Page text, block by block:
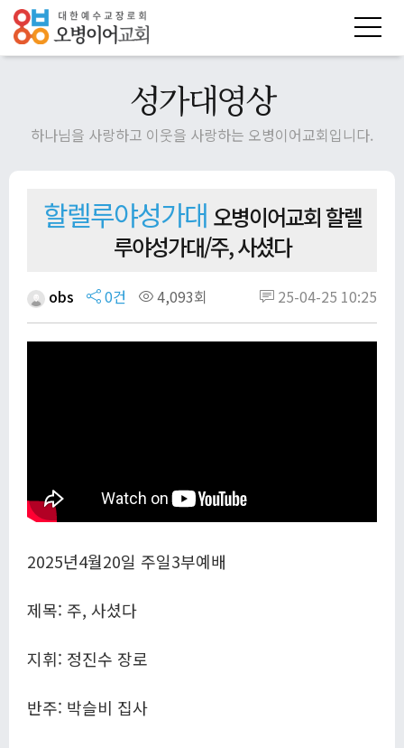
성가대영상
하나님을 사랑하고 이웃을 사랑하는 오병이어교회입니다.
할렐루야성가대 오병이어교회 할렐
루야성가대/주, 사셨다
obs 0건 4,093회 25-04-25 10:25
2025년4월20일 주일3부예배
제목: 주, 사셨다
지휘: 정진수 장로
반주: 박슬비 집사